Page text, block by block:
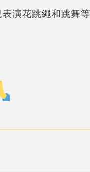
演花跳繩和跳舞